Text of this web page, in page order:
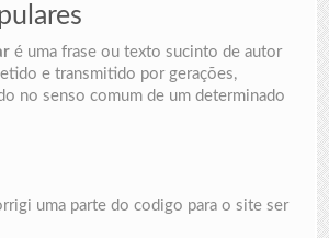
é uma frase ou texto sucinto de autor
e transmitido por gerações,
no senso comum de um determinado
uma parte do codigo para o site ser